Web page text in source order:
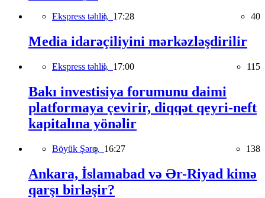
Ekspress təhlil, 17:28 40
Media idarəçiliyini mərkəzləşdirilir
Ekspress təhlil, 17:00 115
Bakı investisiya forumunu daimi
platformaya çevirir, diqqət qeyri-neft
kapitalına yönəlir
Böyük Şərq, 16:27 138
Ankara, İslamabad və Ər-Riyad kimə
qarşı birləşir?